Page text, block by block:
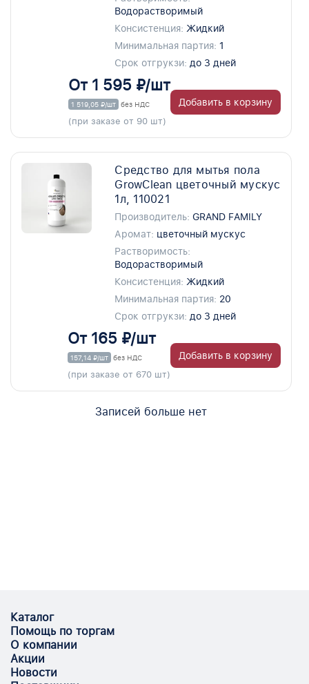
Водорастворимый
Консистенция: Жидкий
Минимальная партия: 1
Срок отгрукзи: до 3 дней
От 1 595 ₽/шт
1 519,05 ₽/шт без НДС
(при заказе от 90 шт)
Добавить в корзину
Средство для мытья пола
GrowClean цветочный мускус
1л, 110021
Производитель: GRAND FAMILY
Аромат: цветочный мускус
Растворимость:
Водорастворимый
Консистенция: Жидкий
Минимальная партия: 20
Срок отгрукзи: до 3 дней
От 165 ₽/шт
157,14 ₽/шт без НДС
(при заказе от 670 шт)
Добавить в корзину
Записей больше нет
Каталог
Помощь по торгам
О компании
Акции
Новости